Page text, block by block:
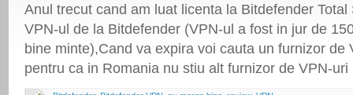
Anul trecut cand am luat licenta la Bitdefender Total
VPN-ul de la Bitdefender (VPN-ul a fost in jur de
bine minte),Cand va expira voi cauta un furnizor de
pentru ca in Romania nu stiu alt furnizor de VPN-